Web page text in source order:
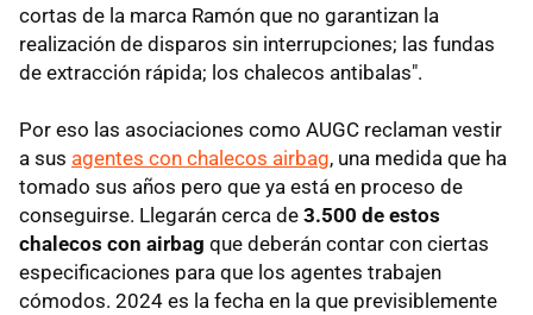
cortas de la marca Ramón que no garantizan la
realización de disparos sin interrupciones; las fundas
de extracción rápida; los chalecos antibalas".
Por eso las asociaciones como AUGC reclaman vestir
a sus agentes con chalecos airbag, una medida que ha
tomado sus años pero que ya está en proceso de
conseguirse. Llegarán cerca de 3.500 de estos
chalecos con airbag que deberán contar con ciertas
especificaciones para que los agentes trabajen
cómodos. 2024 es la fecha en la que previsiblemente